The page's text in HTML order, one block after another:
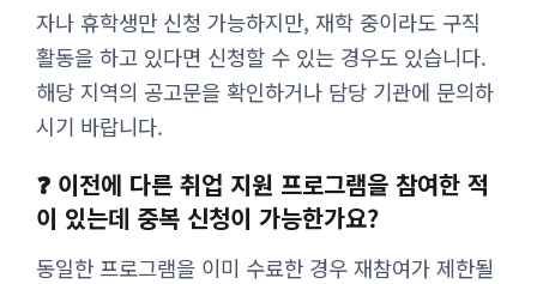
자나 휴학생만 신청 가능하지만, 재학 중이라도 구직
활동을 하고 있다면 신청할 수 있는 경우도 있습니다.
해당 지역의 공고문을 확인하거나 담당 기관에 문의하
시기 바랍니다.
❓ 이전에 다른 취업 지원 프로그램을 참여한 적
이 있는데 중복 신청이 가능한가요?
동일한 프로그램을 이미 수료한 경우 재참여가 제한될